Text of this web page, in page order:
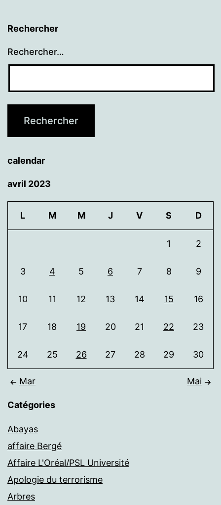
Rechercher
Rechercher…
calendar
avril 2023
L M M J V S D
1 2
3 4 5 6 7 8 9
10 11 12 13 14 15 16
17 18 19 20 21 22 23
24 25 26 27 28 29 30
Mar Mai
Catégories
Abayas
affaire Bergé
Affaire L'Oréal/PSL Université
Apologie du terrorisme
Arbres